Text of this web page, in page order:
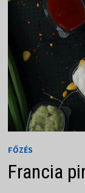
FŐZÉS
Francia